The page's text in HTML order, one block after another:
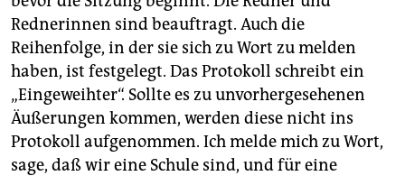
Rednerinnen sind beauftragt. Auch die
Reihenfolge, in der sie sich zu Wort zu melden
haben, ist festgelegt. Das Protokoll schreibt ein
„Eingeweihter“. Sollte es zu unvorhergesehenen
Äußerungen kommen, werden diese nicht ins
Protokoll aufgenommen. Ich melde mich zu Wort,
sage, daß wir eine Schule sind, und für eine